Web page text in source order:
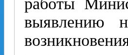
работы
выявлению